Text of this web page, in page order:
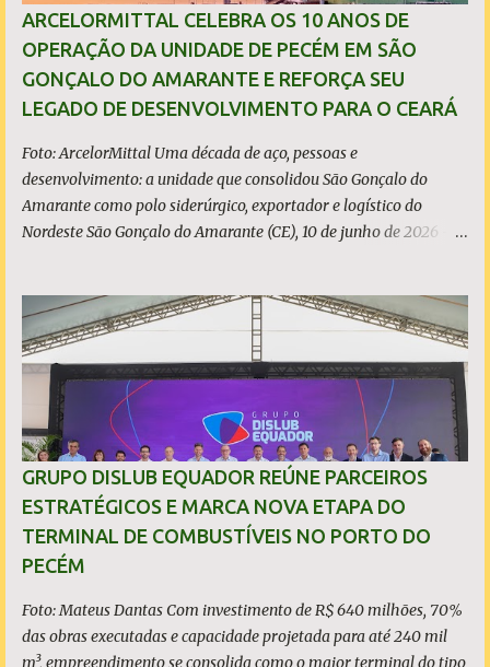
sustentabilidade, qualidade e liderança. A produção total de aço
somou 15,14 milhões de toneladas – um recuo de 1,3% em
relação a 2024. A produção de minério de ferro atingiu 2,34
milhões de toneladas, montante 18,3% menor que 2024. Neste
caso, o resultado foi impactado pela trans...
ARCELORMITTAL CELEBRA OS 10 ANOS DE
OPERAÇÃO DA UNIDADE DE PECÉM EM SÃO
GONÇALO DO AMARANTE E REFORÇA SEU
LEGADO DE DESENVOLVIMENTO PARA O CEARÁ
Foto: ArcelorMittal Uma década de aço, pessoas e
desenvolvimento: a unidade que consolidou São Gonçalo do
Amarante como polo siderúrgico, exportador e logístico do
Nordeste São Gonçalo do Amarante (CE), 10 de junho de 2026 - A
números da produção. Desde o acendimento do Alto-Forno, em
junho de 2016, a unidade produziu mais de 27 milhões de
toneladas de placas de aço, exportadas para mais de 20 países, e
consolidou o Ceará como polo siderúrgico, exportador e logístico
do Nordeste. Com capacidade instalada de 3 milhões de
toneladas de placas de aço por ano - marca atingida em 2023 e
consolidada nos anos seguintes, a planta emprega diretamente
quase 6 mil pessoas, responde por 9,5% de todo o aço bruto
produzido no Brasil e posicionou o Estado do Ceará entre os
protagonistas da siderurgia nacional, como quarto maior
produtor do Brasil. O presidente da ArcelorMittal Brasil...
GRUPO DISLUB EQUADOR REÚNE PARCEIROS
ESTRATÉGICOS E MARCA NOVA ETAPA DO
TERMINAL DE COMBUSTÍVEIS NO PORTO DO
PECÉM
Foto: Mateus Dantas Com investimento de R$ 640 milhões, 70%
das obras executadas e capacidade projetada para até 240 mil
m³, empreendimento se consolida como o maior terminal do tipo